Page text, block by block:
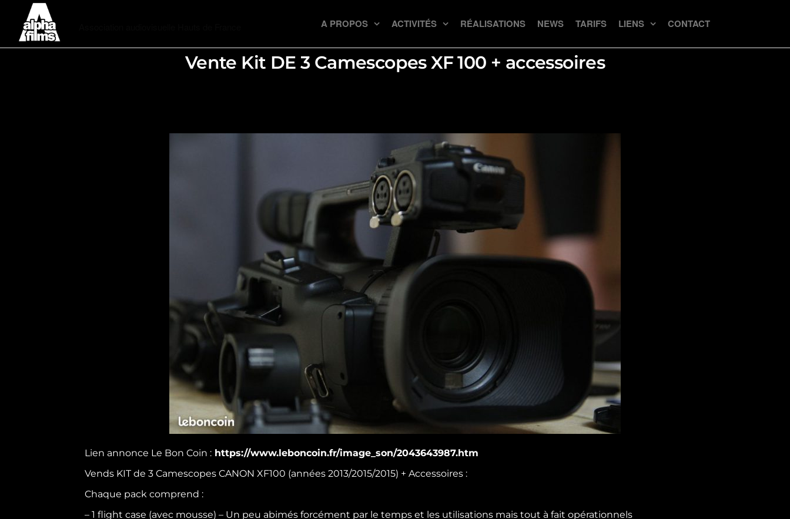
A PROPOS ACTIVITÉS RÉALISATIONS NEWS TARIFS LIENS CONTACT
Vente Kit DE 3 Camescopes XF 100 + accessoires
Lien annonce Le Bon Coin : https://www.leboncoin.fr/image_son/2043643987.htm
Vends KIT de 3 Camescopes CANON XF100 (années 2013/2015/2015) + Accessoires :
Chaque pack comprend :
– 1 flight case (avec mousse) – Un peu abimés forcément par le temps et les utilisations mais tout à fait opérationnels